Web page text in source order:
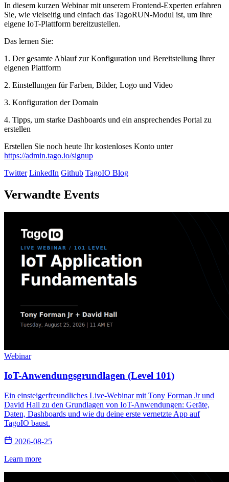
In diesem kurzen Webinar mit unserem Frontend-Experten erfahren
Sie, wie vielseitig und einfach das TagoRUN-Modul ist, um Ihre
eigene IoT-Plattform bereitzustellen.
Das lernen Sie:
1. Der gesamte Ablauf zur Konfiguration und Bereitstellung Ihrer
eigenen Plattform
2. Einstellungen für Farben, Bilder, Logo und Video
3. Konfiguration der Domain
4. Tipps, um starke Dashboards und ein ansprechendes Portal zu
erstellen
Erstellen Sie noch heute Ihr kostenloses Konto unter
https://admin.tago.io/signup
Twitter LinkedIn Github TagoIO Blog
Verwandte Events
Webinar
IoT-Anwendungsgrundlagen (Level 101)
Ein einsteigerfreundliches Live-Webinar mit Tony Forman Jr und
David Hall zu den Grundlagen von IoT-Anwendungen: Geräte,
Daten, Dashboards und wie du deine erste vernetzte App auf
TagoIO baust.
2026-08-25
Learn more